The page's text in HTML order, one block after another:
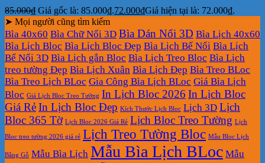
85.000₫ Giá gốc là: 85.000₫.72.000₫Giá hiện tại là: 72.000₫.
➤ Mọi người cũng tìm kiếm
Bìa 40x60 Bìa Chữ Nổi 3D Bìa Dán Nổi 3D Bìa Lịch 40x60
Bìa Lịch Bloc Bìa Lịch Bloc Đẹp Bìa Lịch Bế Nổi Bìa Lịch
Bế Nổi 3D Bìa Lịch gắn Bloc Bìa Lịch Treo Bloc Bìa Lịch
treo tường Đẹp Bìa Lịch Xuân Bìa Lịch Đẹp Bìa Treo BLoc
Bìa Treo Lịch BLoc Gia Công Bìa Lịch BLoc Giá Bìa Lịch
Bloc Giá Lịch Bloc Treo Tường In Lịch Bloc 2026 In Lịch Bloc
Giá RẻIn Lịch Bloc Đẹp Kích Thước Lịch Bloc Lịch 3D Lịch
Bloc 365 Tờ Lịch Bloc 2026 Giá Rẻ Lịch Bloc Treo Tường Lịch
Bloc treo tường 2026 giá rẻ Lịch Treo Tường Bloc Mẫu Bloc Lịch
Bằng Gỗ Mẫu Bìa Lịch Mẫu Bìa Lịch BLoc Mẫu